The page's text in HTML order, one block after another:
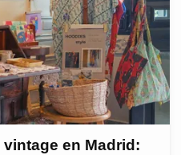
en Madrid: